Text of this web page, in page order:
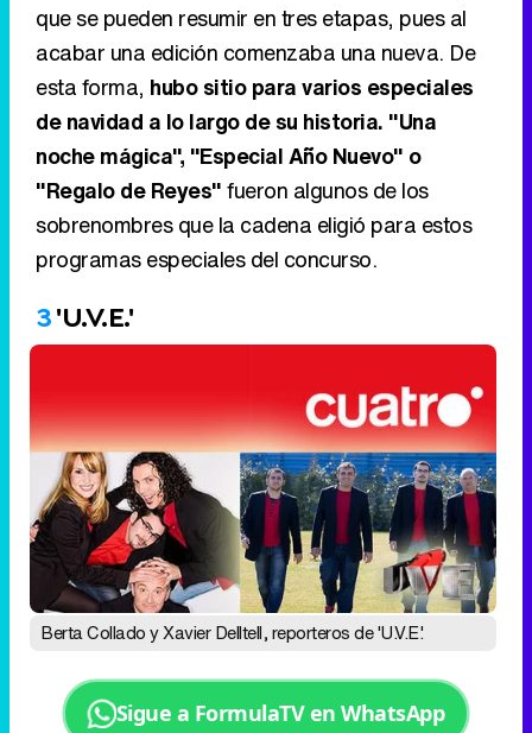
que se pueden resumir en tres etapas, pues al
acabar una edición comenzaba una nueva. De
esta forma, hubo sitio para varios especiales
de navidad a lo largo de su historia. "Una
noche mágica", "Especial Año Nuevo" o
"Regalo de Reyes"fueron algunos de los
sobrenombres que la cadena eligió para estos
programas especiales del concurso.
3'U.V.E.'
Berta Collado y Xavier Delltell, reporteros de 'U.V.E.'
Sigue a FormulaTV en WhatsApp